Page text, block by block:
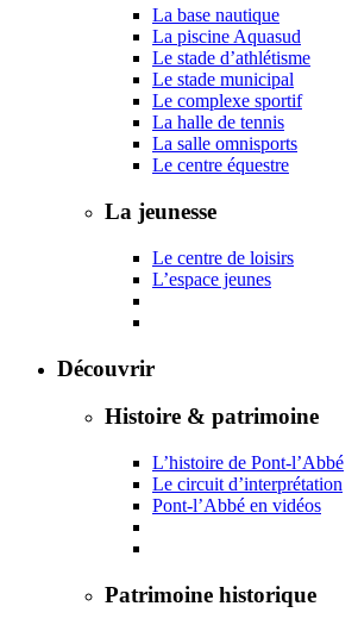
La base nautique
La piscine Aquasud
Le stade d’athlétisme
Le stade municipal
Le complexe sportif
La halle de tennis
La salle omnisports
Le centre équestre
La jeunesse
Le centre de loisirs
L’espace jeunes
Découvrir
Histoire & patrimoine
L’histoire de Pont-l’Abbé
Le circuit d’interprétation
Pont-l’Abbé en vidéos
Patrimoine historique